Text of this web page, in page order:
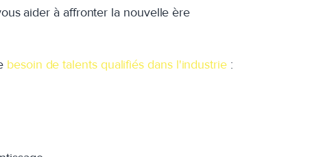
aider à affronter la nouvelle ère
besoin de talents qualifiés dans l'industrie: